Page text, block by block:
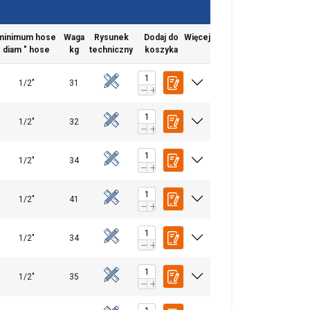
hose
diam " hose
Waga
kg
Rysunek
techniczny
Dodaj do
koszyka
Więcej
1/2" 31
1/2" 32
1/2" 34
1/2" 41
1/2" 34
1/2" 35
i